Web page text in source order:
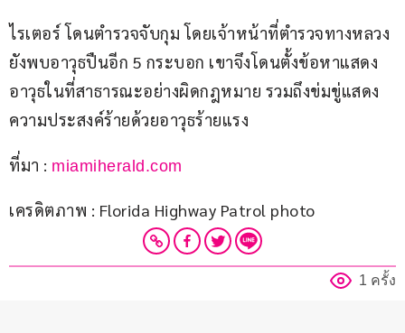
ไรเตอร์ โดนตำรวจจับกุม โดยเจ้าหน้าที่ตำรวจทางหลวง
ยังพบอาวุธปืนอีก 5 กระบอก เขาจึงโดนตั้งข้อหาแสดง
อาวุธในที่สาธารณะอย่างผิดกฎหมาย รวมถึงข่มขู่แสดง
ความประสงค์ร้ายด้วยอาวุธร้ายแรง
ที่มา : miamiherald.com
เครดิตภาพ : Florida Highway Patrol photo
1 ครั้ง